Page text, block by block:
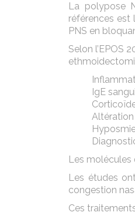
La polypose
références est
PNS en
Selon l’EPOS
IgE
Les molécules
Les études
congestion
Ces